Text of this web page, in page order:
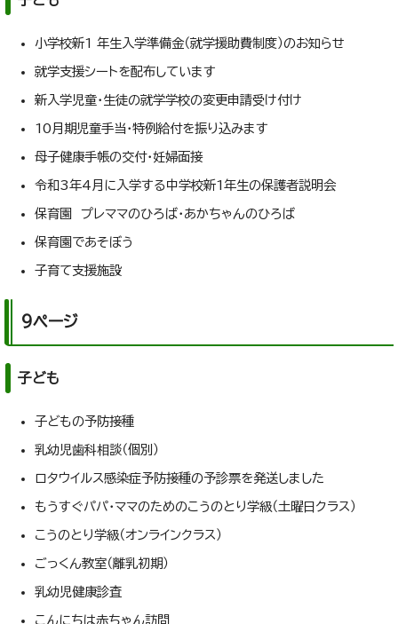
小学校新1 年生入学準備金（就学援助費制度）のお知らせ
就学支援シートを配布しています
新入学児童・生徒の就学学校の変更申請受け付け
10月期児童手当・特例給付を振り込みます
母子健康手帳の交付・妊婦面接
令和3年4月に入学する中学校新1年生の保護者説明会
保育園 プレママのひろば・あかちゃんのひろば
保育園であそぼう
子育て支援施設
9ページ
子ども
子どもの予防接種
乳幼児歯科相談（個別）
ロタウイルス感染症予防接種の予診票を発送しました
もうすぐパパ・ママのためのこうのとり学級（土曜日クラス）
こうのとり学級（オンラインクラス）
ごっくん教室（離乳初期）
乳幼児健康診査
こんにちは赤ちゃん訪問